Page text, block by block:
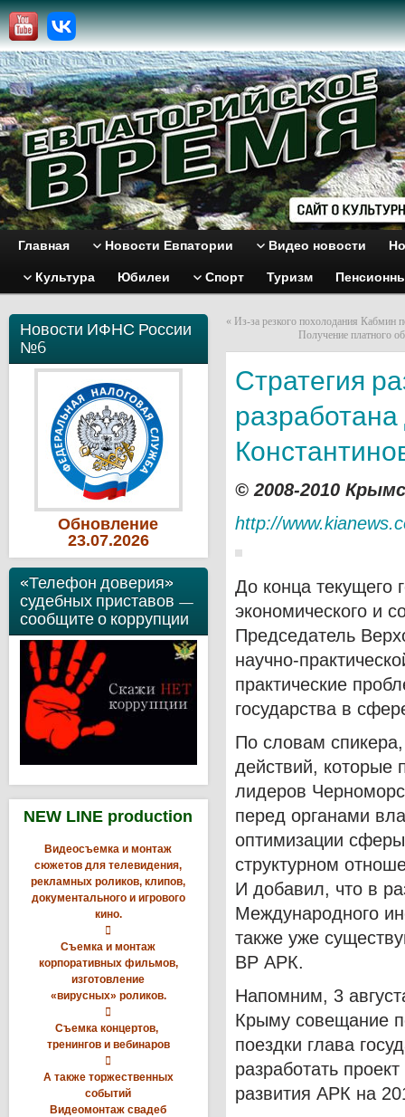
Главная Новости Евпатории Видео новости
Культура Юбилеи Спорт Туризм
Новости ИФНС России
№6
Обновление
23.07.2026
«Телефон доверия»
судебных приставов —
сообщите о коррупции
NEW LINE production
Видеосъемка и монтаж
сюжетов для телевидения,
рекламных роликов, клипов,
документального и игрового
кино.

Съемка и монтаж
корпоративных фильмов,
изготовление
«вирусных» роликов.

Съемка концертов,
тренингов и вебинаров

А также торжественных
событий
Видеомонтаж свадеб
« Из-за резкого похолодания Кабмин
Получение платного
Стратегия
© 2008-2010
http://
До конца текущего
экономического и
Председатель
научно-
практические
государства в
По словам
действий, которые
лидеров
перед органами
оптимизации
структурном
И добавил, что в
Международного
также уже
ВР АРК.
Напомним, 3
Крыму совещание
поездки глава
разработать
развития АРК на